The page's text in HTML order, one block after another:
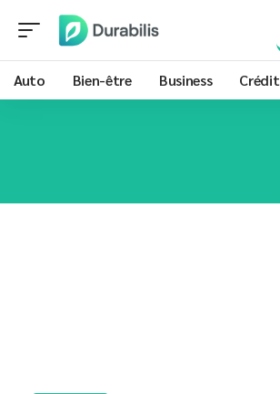
Auto Bien-être Business Crédit